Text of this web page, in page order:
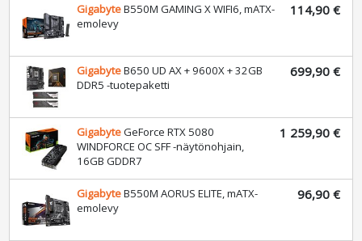
GigabyteB550M GAMING X WIFI6, mATX-
emolevy
114,90 €
GigabyteB650 UD AX + 9600X + 32GB
DDR5 -tuotepaketti
699,90 €
GigabyteGeForce RTX 5080
WINDFORCE OC SFF -näytönohjain,
16GB GDDR7
1 259,90 €
GigabyteB550M AORUS ELITE, mATX-
emolevy
96,90 €